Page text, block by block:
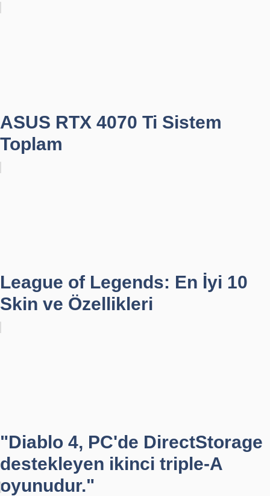
ASUS RTX 4070 Ti Sistem
Toplam
League of Legends: En İyi 10
Skin ve Özellikleri
"Diablo 4, PC'de DirectStorage
destekleyen ikinci triple-A
oyunudur."